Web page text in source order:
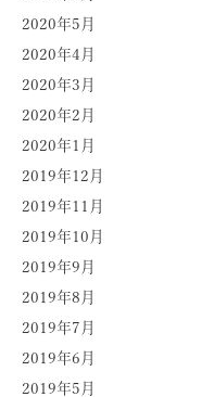
2020年5月
2020年4月
2020年3月
2020年2月
2020年1月
2019年12月
2019年11月
2019年10月
2019年9月
2019年8月
2019年7月
2019年6月
2019年5月